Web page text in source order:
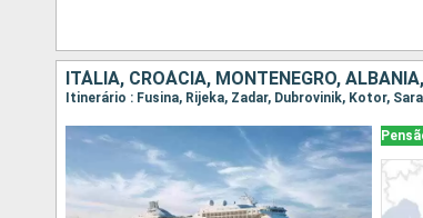
ITÁLIA, CROÁCIA, MONTENEGRO,
Itinerário : Fusina, Rijeka, Zadar, Dubrovinik, Kotor,